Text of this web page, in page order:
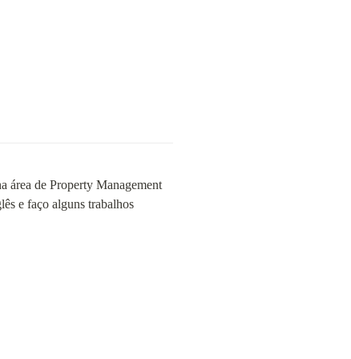
área de Property Management
e faço alguns trabalhos